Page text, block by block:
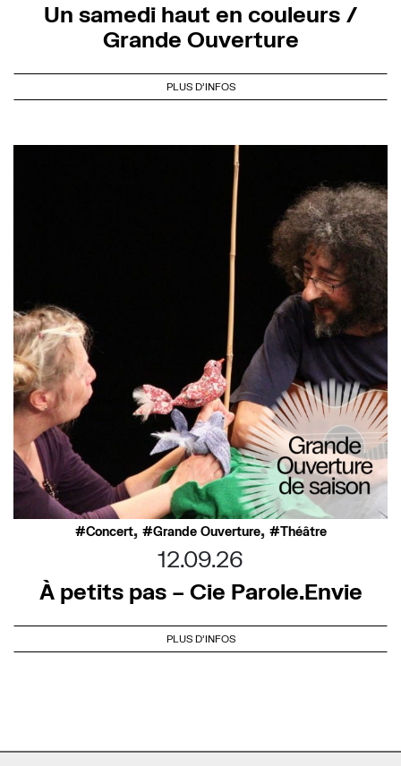
Un samedi haut en couleurs /
Grande Ouverture
PLUS D'INFOS
Concert, Grande Ouverture, Théâtre
12.09.26
À petits pas – Cie Parole.Envie
PLUS D'INFOS